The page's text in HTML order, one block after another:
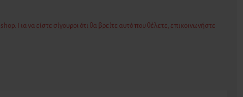
Για να είστε σίγουροι ότι θα βρείτε αυτό που θέλετε, επικοινωνήστε